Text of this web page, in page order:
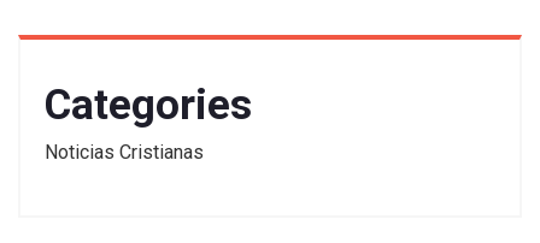
Categories
Noticias Cristianas